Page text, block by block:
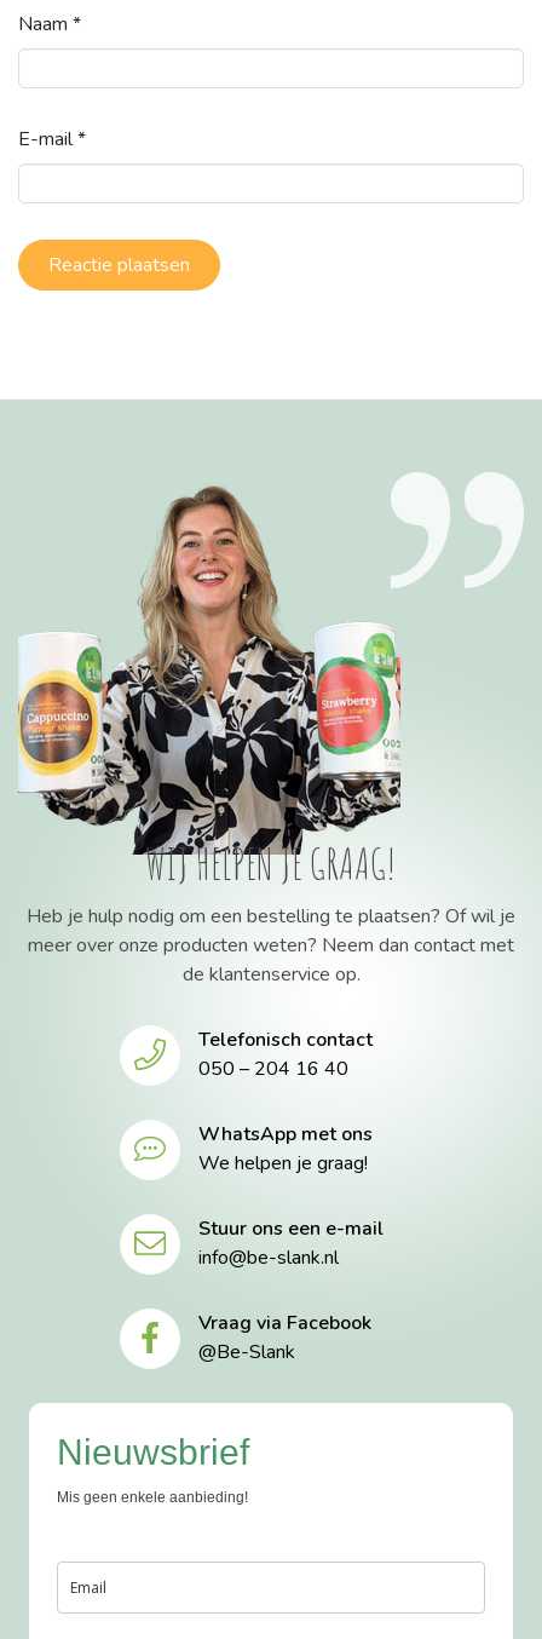
Naam *
E-mail*
WIJ HELPEN JE GRAAG!
Heb je hulp nodig om een bestelling te plaatsen? Of wil je
meer over onze producten weten? Neem dan contact met
de klantenservice op.
Telefonisch contact
050 – 204 16 40
WhatsApp met ons
We helpen je graag!
Stuur ons een e-mail
info@be-slank.nl
Vraag via Facebook
@Be-Slank
Nieuwsbrief
Mis geen enkele aanbieding!